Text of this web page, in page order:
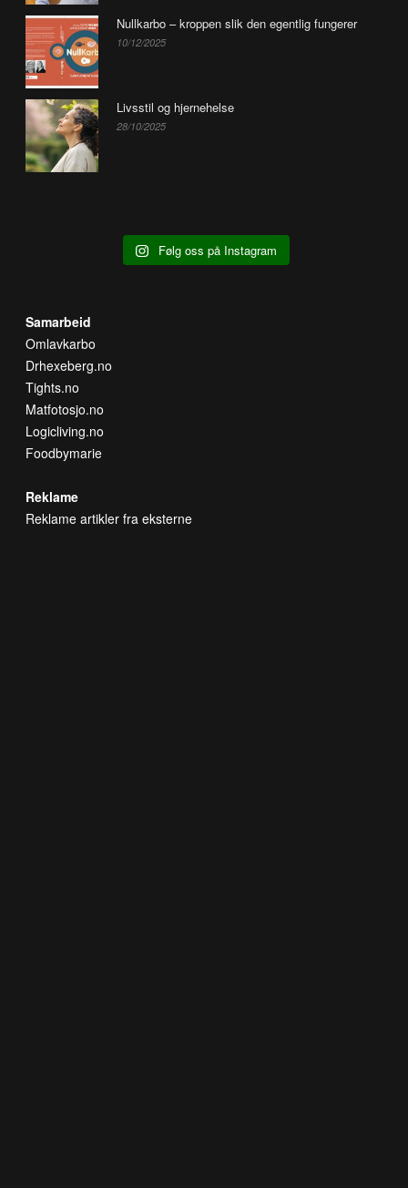
Nullkarbo – kroppen slik den egentlig fungerer
10/12/2025
Livsstil og hjernehelse
28/10/2025
Følg oss på Instagram
Samarbeid
Omlavkarbo
Drhexeberg.no
Tights.no
Matfotosjo.no
Logicliving.no
Foodbymarie
Reklame
Reklame artikler fra eksterne